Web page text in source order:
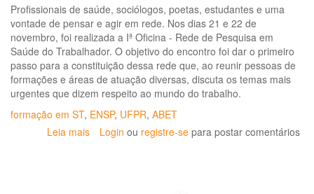
Profissionais de saúde, sociólogos, poetas, estudantes e uma
vontade de pensar e agir em rede. Nos dias 21 e 22 de
novembro, foi realizada a Iª Oficina - Rede de Pesquisa em
Saúde do Trabalhador. O objetivo do encontro foi dar o primeiro
passo para a constituição dessa rede que, ao reunir pessoas de
formações e áreas de atuação diversas, discuta os temas mais
urgentes que dizem respeito ao mundo do trabalho.
formação em ST, ENSP, UFPR, ABET
Leia mais sobre
Login ou registre-se para postar comentários